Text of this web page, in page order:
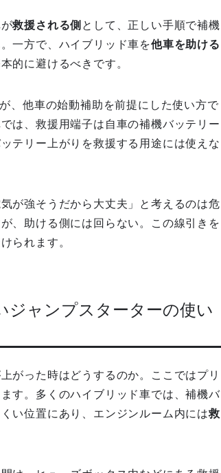
救援される側 として、正しい手順で補機
一方で、ハイブリッド車を他車を助ける
的に避けるべきです。
、他車の始動補助を前提にした使い方で
は、救援用端子は自車の補機バッテリー
テリー上がりを救援する用途には使えな
が強そうだから大丈夫」と考えるのは危
、助ける側には回らない。この線引きを
られます。
ジャンプスターターの使い
がった時はどうするのか。ここではプリ
す。多くのハイブリッド車では、補機バ
い位置にあり、エンジンルーム内には救